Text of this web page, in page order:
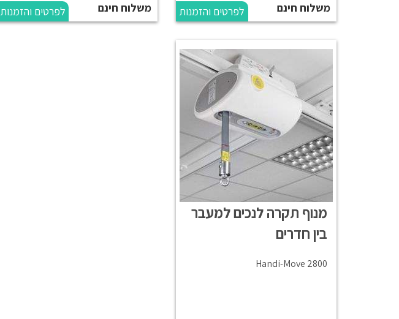
משלוח חינם לפרטים והזמנות משלוח חינם לפרטים והזמנות
מנוף תקרה לנכים למעבר
בין חדרים
Handi-Move 2800